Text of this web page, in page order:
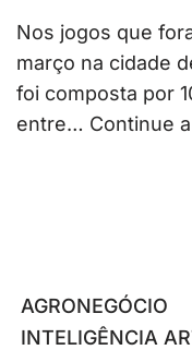
Nos jogos que
março na cidade
foi composta por
entre… Continue
AGRONEGÓCIO
INTELIGÊNCIA